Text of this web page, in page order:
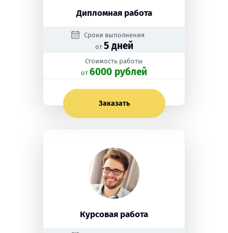
Дипломная работа
Сроки выполнения
от 5 дней
Стоимость работы
oт 6000 рублей
Заказать
Курсовая работа